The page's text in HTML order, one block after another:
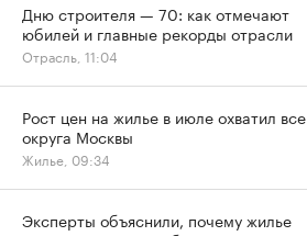
Дню строителя — 70: как отмечают
юбилей и главные рекорды отрасли
Отрасль, 11:04
Рост цен на жилье в июле охватил все
округа Москвы
Жилье, 09:34
Эксперты объяснили, почему жилье